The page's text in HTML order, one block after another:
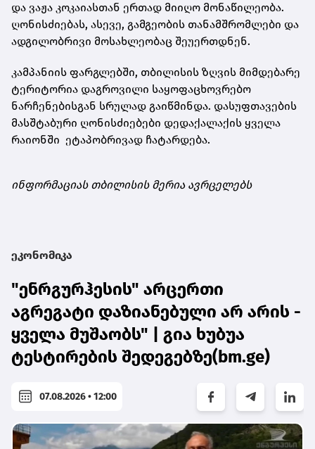
და ვაჟა კოკაიასთან ერთად მიიღო მონაწილეობა.
ღონისძიებას, ასევე, გამგეობის თანამშრომლები და
ადგილობრივი მოსახლეობაც შეუერთდნენ.
კამპანიის ფარგლებში, თბილისის ზღვის მიმდებარე
ტერიტორია დაგროვილი საყოფაცხოვრებო
ნარჩენებისგან სრულად გაიწმინდა. დასუფთავების
მასშტაბური ღონისძიებები დედაქალაქის ყველა
რაიონში ეტაპობრივად ჩატარდება.
ინფორმაციას თბილისის მერია ავრცელებს
ეკონომიკა
"ენრგურჰესის" არცერთი
აგრეგატი დაზიანებული არ არის -
ყველა მუშაობს" | გია ხუბუა
ტესტირების შედეგებზე(bm.ge)
07.08.2026 • 12:00